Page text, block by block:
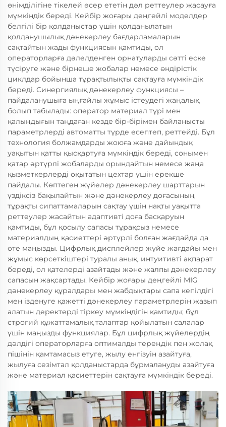
өнімділігіне тікелей әсер ететін дәл реттеулер жасауға
мүмкіндік береді. Кейбір жоғары деңгейлі моделдер
белгілі бір қолданыстар үшін қолданылатын
қолданушылық дәнекерлеу бағдарламаларын
сақтайтын жады функциясын қамтиды, ол
операторларға дәлелденген орнатуларды сәтті еске
түсіруге және бірнеше жобалар немесе өндірістік
циклдар бойынша тұрақтылықты сақтауға мүмкіндік
береді. Синергиялық дәнекерлеу функциясы –
пайдаланушыға ыңғайлы жұмыс істеудегі жаңалық
болып табылады: оператор материал түрі мен
қалыңдығын таңдаған кезде бір-бірімен байланысты
параметрлерді автоматты түрде есептеп, реттейді. Бұл
технология болжамдарды жоюға және дайындық
уақытын қатты қысқартуға мүмкіндік береді, сонымен
қатар әртүрлі жобаларды орындайтын немесе жаңа
қызметкерлерді оқытатын цехтар үшін ерекше
пайдалы. Көптеген жүйелер дәнекерлеу шарттарын
үздіксіз бақылайтын және дәнекерлеу доғасының
тұрақты сипаттамаларын сақтау үшін нақты уақытта
реттеулер жасайтын адаптивті доға басқаруын
қамтиды, бұл қосылу сапасы тұрақсыз немесе
материалдың қасиеттері әртүрлі болған жағдайда да
өте маңызды. Цифрлық дисплейлер жүйе жағдайы мен
жұмыс көрсеткіштері туралы анық, интуитивті ақпарат
береді, ол қателерді азайтады және жалпы дәнекерлеу
сапасын жақсартады. Кейбір жоғары деңгейлі MIG
дәнекерлеу құралдары мен жабдықтары сапа кепілдігі
мен ізденуге қажетті дәнекерлеу параметрлерін жазып
алатын деректерді тіркеу мүмкіндігін қамтиды; бұл
строгий құжаттамалық талаптар қойылатын салалар
үшін маңызды функциялар. Бұл цифрлық жүйелердің
дәлдігі операторларға оптималды тереңдік пен жолақ
пішінін қамтамасыз етуге, жылу енгізуін азайтуға,
жылуға сезімтал қолданыстарда бұрмалануды азайтуға
және материал қасиеттерін сақтауға мүмкіндік береді.